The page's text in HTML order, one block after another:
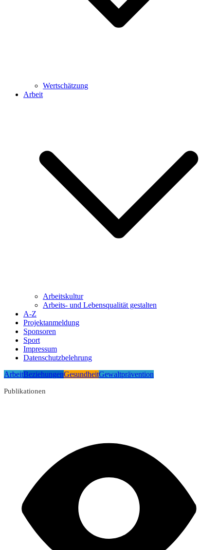
Wertschätzung
Arbeit
Arbeitskultur
Arbeits- und Lebensqualität gestalten
A-Z
Projektanmeldung
Sponsoren
Sport
Impressum
Datenschutzbelehrung
ArbeitBeziehungenGesundheitGewaltprävention
Publikationen